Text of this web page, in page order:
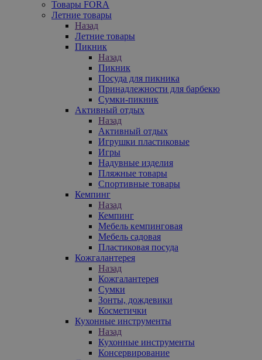
Товары FORA
Летние товары
Назад
Летние товары
Пикник
Назад
Пикник
Посуда для пикника
Принадлежности для барбекю
Сумки-пикник
Активный отдых
Назад
Активный отдых
Игрушки пластиковые
Игры
Надувные изделия
Пляжные товары
Спортивные товары
Кемпинг
Назад
Кемпинг
Мебель кемпинговая
Мебель садовая
Пластиковая посуда
Кожгалантерея
Назад
Кожгалантерея
Сумки
Зонты, дождевики
Косметички
Кухонные инструменты
Назад
Кухонные инструменты
Консервирование